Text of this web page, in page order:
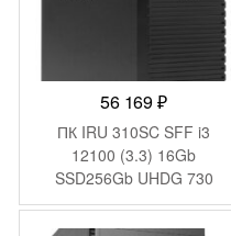
56 169₽
ПК IRU 310SC SFF i3
12100 (3.3) 16Gb
SSD256Gb UHDG 730
Windows 11 Pro GbitEth
200W черный (1969056)